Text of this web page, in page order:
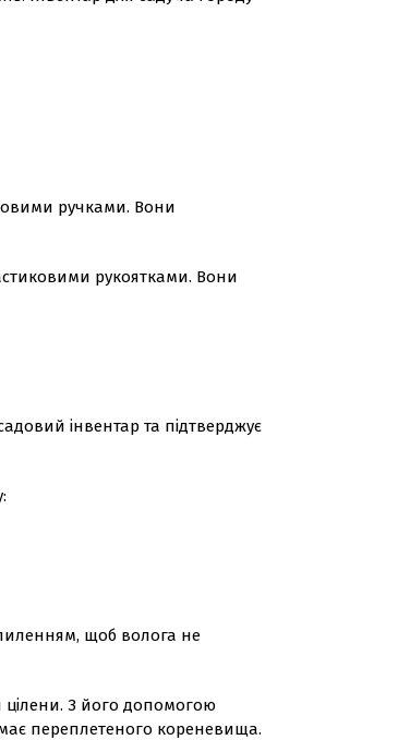
ручками. Вони
рукоятками. Вони
інвентар та підтверджує
щоб волога не
З його допомогою
переплетеного кореневища.